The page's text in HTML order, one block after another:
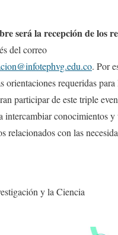
será la recepción de los
del correo
. Por
orientaciones requeridas para
participar de este triple
intercambiar conocimientos
relacionados con las
y la Ciencia